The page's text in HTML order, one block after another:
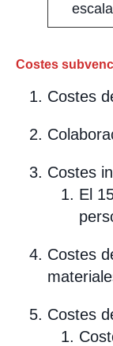
Costes
Costes
Costes
El
Costes
Costes